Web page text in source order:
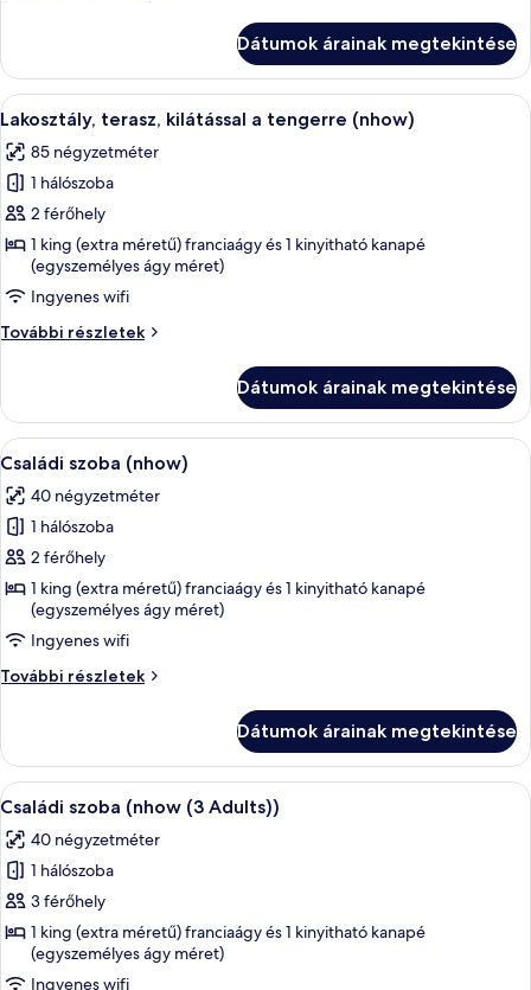
(Extra
Bed
2
Adults
+
Child))
tengerre
(nhow
(Extra
2
Adults
Child))
további
részletei
Dátumok árainak megtekintése
A
következő
szoba
összes
képének
megtekintése:
Lakosztály,
terasz,
kilátással
(nhow)
Egy szállodai szoba, amelyben egy
5
Lakosztály, terasz, kilátással a tengerre (nhow)
85 négyzetméter
1 hálószoba
2 férőhely
1 king (extra méretű) franciaágy és 1 kinyitható kanapé
(egyszemélyes ágy méret)
Ingyenes wifi
További részletek
Lakosztály,
tengerre
(nhow)
további
Dátumok árainak megtekintése
A
következő
szoba
összes
képének
megtekintése:
Családi
szoba
(nhow)
Egy modern szállodai szoba,
9
Családi szoba (nhow)
40 négyzetméter
1 hálószoba
2 férőhely
1 king (extra méretű) franciaágy és 1 kinyitható kanapé
(egyszemélyes ágy méret)
Ingyenes wifi
További részletek
Családi
részletei
Dátumok árainak megtekintése
A
következő
szoba
összes
képének
megtekintése:
Családi
szoba
Egy modern szállodai szoba,
9
Családi szoba (nhow (3 Adults))
40 négyzetméter
1 hálószoba
3 férőhely
1 king (extra méretű) franciaágy és 1 kinyitható kanapé
(egyszemélyes ágy méret)
Ingyenes wifi